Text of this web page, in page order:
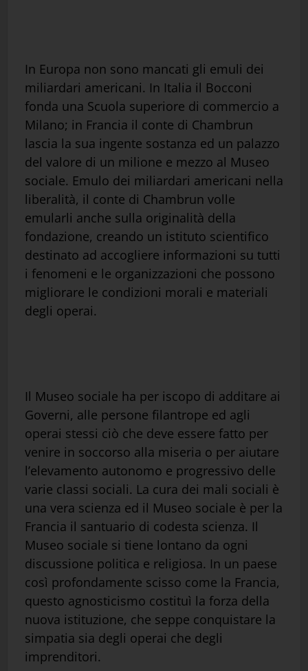
In Europa non sono mancati gli emuli dei
miliardari americani. In Italia il Bocconi
fonda una Scuola superiore di commercio a
Milano; in Francia il conte di Chambrun
lascia la sua ingente sostanza ed un palazzo
del valore di un milione e mezzo al Museo
sociale. Emulo dei miliardari americani nella
liberalità, il conte di Chambrun volle
emularli anche sulla originalità della
fondazione, creando un istituto scientifico
destinato ad accogliere informazioni su tutti
i fenomeni e le organizzazioni che possono
migliorare le condizioni morali e materiali
degli operai.
Il Museo sociale ha per iscopo di additare ai
Governi, alle persone filantrope ed agli
operai stessi ciò che deve essere fatto per
venire in soccorso alla miseria o per aiutare
l’elevamento autonomo e progressivo delle
varie classi sociali. La cura dei mali sociali è
una vera scienza ed il Museo sociale è per la
Francia il santuario di codesta scienza. Il
Museo sociale si tiene lontano da ogni
discussione politica e religiosa. In un paese
così profondamente scisso come la Francia,
questo agnosticismo costituì la forza della
nuova istituzione, che seppe conquistare la
simpatia sia degli operai che degli
imprenditori.